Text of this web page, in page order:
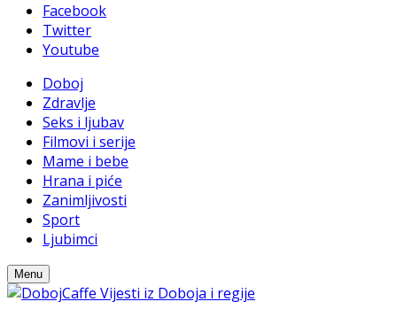
Facebook
Twitter
Youtube
Doboj
Zdravlje
Seks i ljubav
Filmovi i serije
Mame i bebe
Hrana i piće
Zanimljivosti
Sport
Ljubimci
Menu